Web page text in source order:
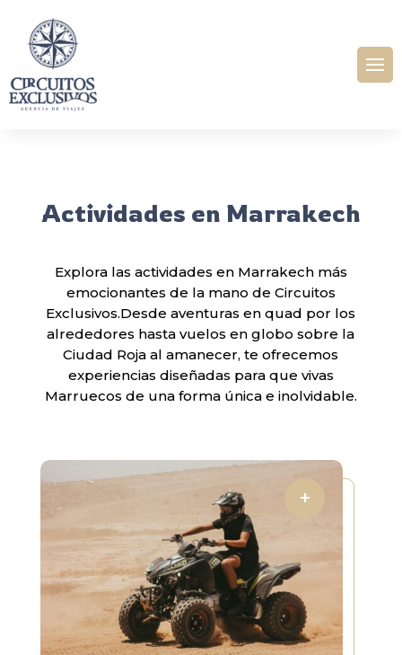
Actividades en Marrakech
Explora las actividades en Marrakech más
emocionantes de la mano de Circuitos
Exclusivos.Desde aventuras en quad por los
alrededores hasta vuelos en globo sobre la
Ciudad Roja al amanecer, te ofrecemos
experiencias diseñadas para que vivas
Marruecos de una forma única e inolvidable.